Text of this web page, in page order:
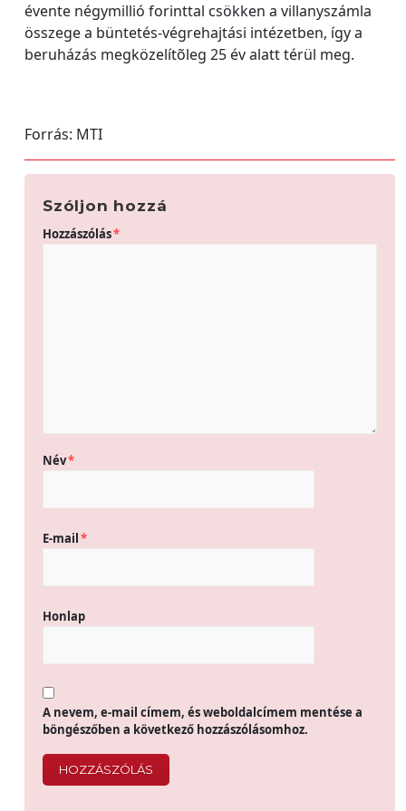
évente négymillió forinttal csökken a villanyszámla
összege a büntetés-végrehajtási intézetben, így a
beruházás megközelítõleg 25 év alatt térül meg.
Forrás: MTI
Szóljon hozzá
Hozzászólás*
Név*
E-mail*
Honlap
A nevem, e-mail címem, és weboldalcímem mentése a
böngészőben a következő hozzászólásomhoz.